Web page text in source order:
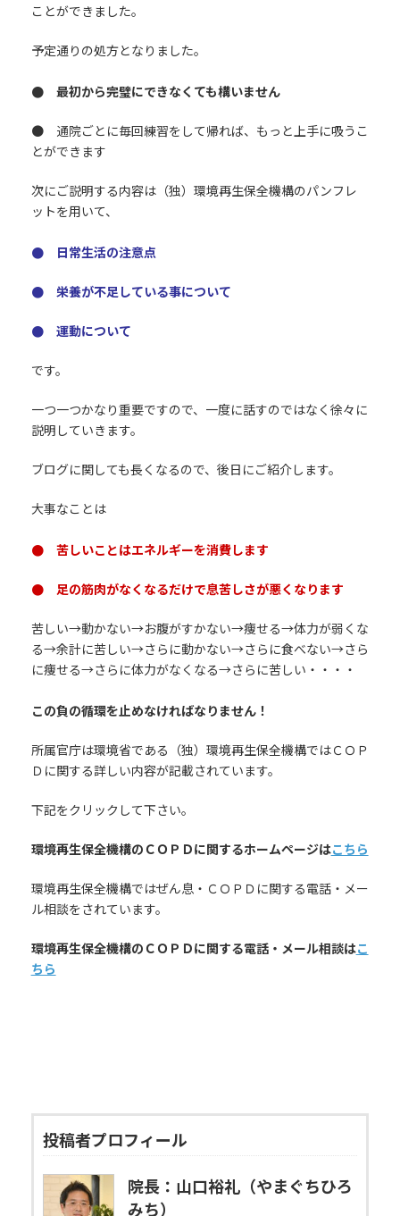
ことができました。
予定通りの処方となりました。
● 最初から完璧にできなくても構いません
● 通院ごとに毎回練習をして帰れば、もっと上手に吸うこ
とができます
次にご説明する内容は（独）環境再生保全機構のパンフレ
ットを用いて、
● 日常生活の注意点
● 栄養が不足している事について
● 運動について
です。
一つ一つかなり重要ですので、一度に話すのではなく徐々に
説明していきます。
ブログに関しても長くなるので、後日にご紹介します。
大事なことは
● 苦しいことはエネルギーを消費します
● 足の筋肉がなくなるだけで息苦しさが悪くなります
苦しい→動かない→お腹がすかない→痩せる→体力が弱くな
る→余計に苦しい→さらに動かない→さらに食べない→さら
に痩せる→さらに体力がなくなる→さらに苦しい・・・・
この負の循環を止めなければなりません！
所属官庁は環境省である（独）環境再生保全機構ではＣＯＰ
Ｄに関する詳しい内容が記載されています。
下記をクリックして下さい。
環境再生保全機構のＣＯＰＤに関するホームページはこちら
環境再生保全機構ではぜん息・ＣＯＰＤに関する電話・メー
ル相談をされています。
環境再生保全機構のＣＯＰＤに関する電話・メール相談はこ
ちら
投稿者プロフィール
院長：山口裕礼（やまぐちひろ
みち）